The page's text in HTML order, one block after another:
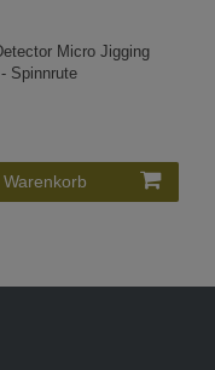
Micro Jigging
- Spinnrute